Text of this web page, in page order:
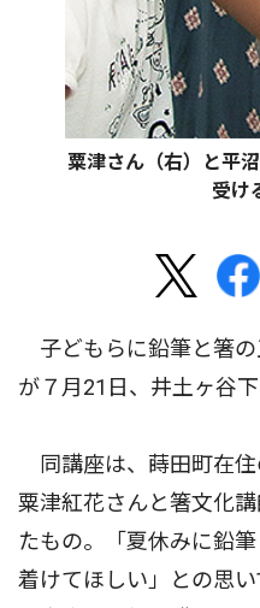
粟津さん（右）と平
受け
子どもらに鉛筆と箸
が７月21日、井土ヶ谷下
同講座は、蒔田町在
粟津紅花さんと箸文化
たもの。「夏休みに鉛
着けてほしい」との思